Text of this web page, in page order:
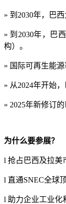
» 到 2030年，巴
» 到 2030年，巴
构）。
» 国际可再生能
» 从2024年开始
» 2025年新修订
为什么要参展？
l 抢占巴西及拉美
l 直通SNEC全球
l 助力企业工业化